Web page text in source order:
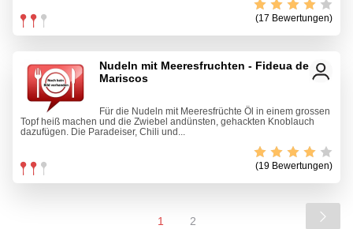
(17 Bewertungen)
Nudeln mit Meeresfruchten - Fideua de
Mariscos
Für die Nudeln mit Meeresfrüchte Öl in einem grossen
Topf heiß machen und die Zwiebel andünsten, gehackten Knoblauch
dazufügen. Die Paradeiser, Chili und...
(19 Bewertungen)
1 2